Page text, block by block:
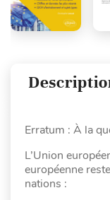
Erratum : À la
L’Union
européenne
nations :